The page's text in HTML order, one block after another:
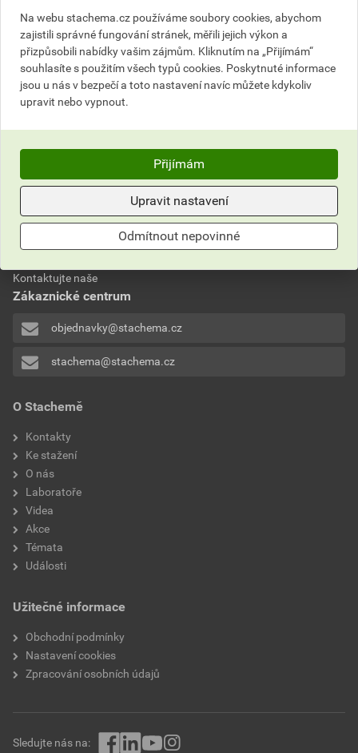
ks
Do košíku
do košíku přidáte
586,97 Kč celkem s DPH
O Stachemě
Kontakty
Ke stažení
O nás
Laboratoře
Videa
Akce
Témata
Události
Užitečné informace
Obchodní podmínky
Nastavení cookies
Zpracování osobních údajů
Nevíte si rady?
Často kladené otázky
Kontaktujte naše
Zákaznické centrum
objednavky@stachema.cz
stachema@stachema.cz
Sledujte nás na:
Na webu stachema.cz používáme soubory cookies, abychom
zajistili správné fungování stránek, měřili jejich výkon a
přizpůsobili nabídky vašim zájmům. Kliknutím na „Přijímám“
souhlasíte s použitím všech typů cookies. Poskytnuté informace
jsou u nás v bezpečí a toto nastavení navíc můžete kdykoliv
upravit nebo vypnout.
Přijímám
Upravit nastavení
Odmítnout nepovinné